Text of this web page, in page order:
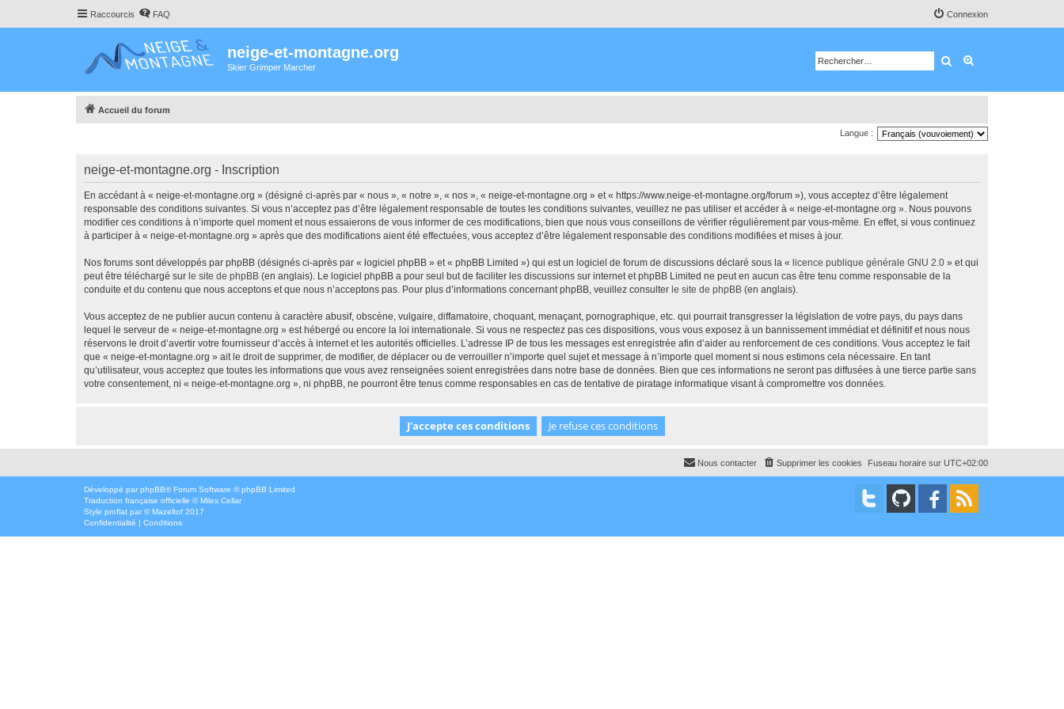
Raccourcis FAQ Connexion
neige-et-montagne.org
Skier Grimper Marcher Rechercher
Accueil du forum
Langue :
neige-et-montagne.org - Inscription
En accédant à « neige-et-montagne.org » (désigné ci-après par « nous », « notre », « nos », « neige-et-montagne.org » et « https://www.neige-et-montagne.org/forum »), vous acceptez d’être légalement
responsable des conditions suivantes. Si vous n’acceptez pas d’être légalement responsable de toutes les conditions suivantes, veuillez ne pas utiliser et accéder à « neige-et-montagne.org ». Nous pouvons
modifier ces conditions à n’importe quel moment et nous essaierons de vous informer de ces modifications, bien que nous vous conseillons de vérifier régulièrement par vous-même. En effet, si vous continuez
à participer à « neige-et-montagne.org » après que des modifications aient été effectuées, vous acceptez d’être légalement responsable des conditions modifiées et mises à jour.
Nos forums sont développés par phpBB (désignés ci-après par « logiciel phpBB » et « phpBB Limited ») qui est un logiciel de forum de discussions déclaré sous la « licence publique générale GNU 2.0 » et qui
peut être téléchargé sur le site de phpBB (en anglais). Le logiciel phpBB a pour seul but de faciliter les discussions sur internet et phpBB Limited ne peut en aucun cas être tenu comme responsable de la
conduite et du contenu que nous acceptons et que nous n’acceptons pas. Pour plus d’informations concernant phpBB, veuillez consulter le site de phpBB (en anglais).
Vous acceptez de ne publier aucun contenu à caractère abusif, obscène, vulgaire, diffamatoire, choquant, menaçant, pornographique, etc. qui pourrait transgresser la législation de votre pays, du pays dans
lequel le serveur de « neige-et-montagne.org » est hébergé ou encore la loi internationale. Si vous ne respectez pas ces dispositions, vous vous exposez à un bannissement immédiat et définitif et nous nous
réservons le droit d’avertir votre fournisseur d’accès à internet et les autorités officielles. L’adresse IP de tous les messages est enregistrée afin d’aider au renforcement de ces conditions. Vous acceptez le fait
que « neige-et-montagne.org » ait le droit de supprimer, de modifier, de déplacer ou de verrouiller n’importe quel sujet et message à n’importe quel moment si nous estimons cela nécessaire. En tant
qu’utilisateur, vous acceptez que toutes les informations que vous avez renseignées soient enregistrées dans notre base de données. Bien que ces informations ne seront pas diffusées à une tierce partie sans
votre consentement, ni « neige-et-montagne.org », ni phpBB, ne pourront être tenus comme responsables en cas de tentative de piratage informatique visant à compromettre vos données.
Fuseau horaire sur UTC+02:00
Supprimer les cookies
Nous contacter
Développé par phpBB® Forum Software © phpBB Limited
Traduction française officielle ©Miles Cellar
Style proflat par ©Mazeltof 2017
Confidentialité | Conditions